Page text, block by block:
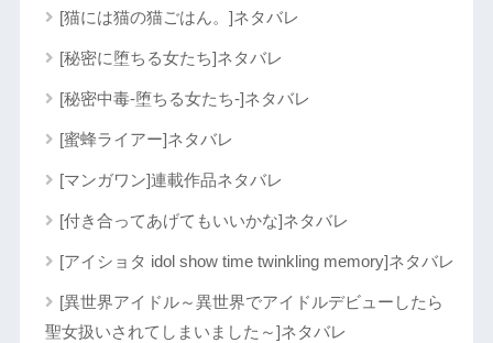
[猫には猫の猫ごはん。]ネタバレ
[秘密に堕ちる女たち]ネタバレ
[秘密中毒-堕ちる女たち-]ネタバレ
[蜜蜂ライアー]ネタバレ
[マンガワン]連載作品ネタバレ
[付き合ってあげてもいいかな]ネタバレ
[アイショタ idol show time twinkling memory]ネタバレ
[異世界アイドル～異世界でアイドルデビューしたら
聖女扱いされてしまいました～]ネタバレ